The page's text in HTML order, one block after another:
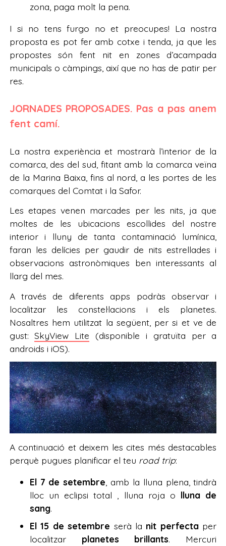
zona, paga molt la pena.
I si no tens furgo no et preocupes! La nostra
proposta es pot fer amb cotxe i tenda, ja que les
propostes són fent nit en zones d’acampada
municipals o càmpings, així que no has de patir per
res.
JORNADES PROPOSADES. Pas a pas anem
fent camí.
La nostra experiència et mostrarà l’interior de la
comarca, des del sud, fitant amb la comarca veïna
de la Marina Baixa, fins al nord, a les portes de les
comarques del Comtat i la Safor.
Les etapes venen marcades per les nits, ja que
moltes de les ubicacions escollides del nostre
interior i lluny de tanta contaminació lumínica,
faran les delícies per gaudir de nits estrellades i
observacions astronòmiques ben interessants al
llarg del mes.
A través de diferents apps podràs observar i
localitzar les constel·lacions i els planetes.
Nosaltres hem utilitzat la següent, per si et ve de
gust:SkyView Lite (disponible i gratuïta per a
androids i iOS).
A continuació et deixem les cites més destacables
perquè pugues planificar el teu road trip:
El 7 de setembre , amb la lluna plena, tindrà
lloc un eclipsi total , lluna roja o lluna de
sang.
El 15 de setembre serà la nit perfectaper
localitzar planetes brillants. Mercuri